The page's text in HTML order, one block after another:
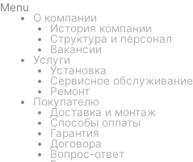
Menu
О компании
История компании
Структура и персонал
Вакансии
Услуги
Установка
Сервисное обслуживание
Ремонт
Покупателю
Доставка и монтаж
Способы оплаты
Гарантия
Договора
Вопрос-ответ